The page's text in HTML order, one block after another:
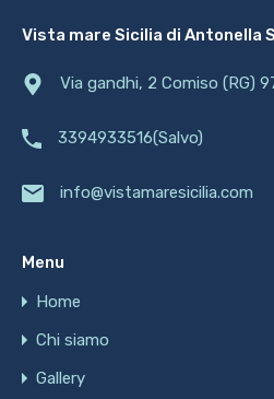
Vista mare Sicilia di Antonella
Via gandhi, 2 Comiso (RG)
3394933516(Salvo)
info@vistamaresicilia.com
Menu
Home
Chi siamo
Gallery